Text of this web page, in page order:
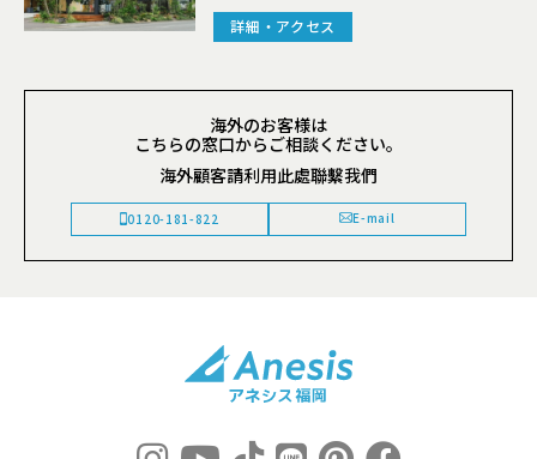
詳細・アクセス
海外のお客様は
こちらの窓口からご相談ください。
海外顧客請利用此處聯繫我們
0120-181-822 E-mail